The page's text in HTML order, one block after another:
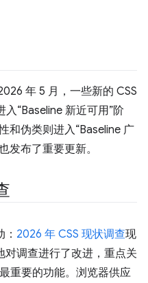
年 5 月，一些新的 CSS
“Baseline 新近可用”阶
和伪类则进入“Baseline 广
发布了重要更新。
2026 年 CSS 现状调查现
对调查进行了改进，重点关
重要的功能。浏览器供应